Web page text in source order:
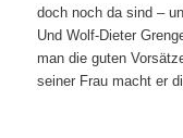
doch noch da sind –
Und Wolf-Dieter
man die guten
seiner Frau macht er